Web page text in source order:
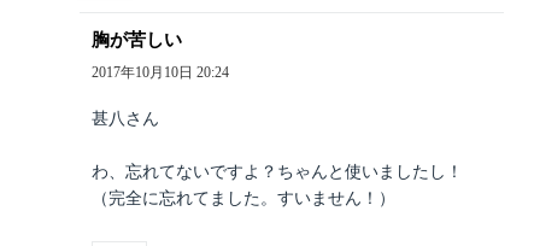
胸が苦しい
り:
2017年10月10日 20:24
甚八さん
わ、忘れてないですよ？ちゃんと使いましたし！
（完全に忘れてました。すいません！）